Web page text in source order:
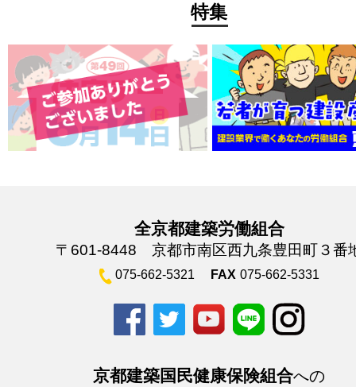
特集
全京都建築労働組合
〒601-8448 京都市南区西九条豊田町３番
075-662-5321 FAX 075-662-5331
京都建築国民健康保険組合への